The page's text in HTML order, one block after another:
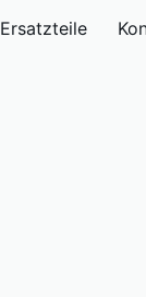
Ersatzteile